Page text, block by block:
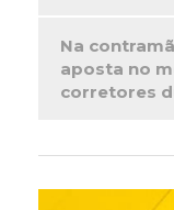
Na
aposta no
corretores